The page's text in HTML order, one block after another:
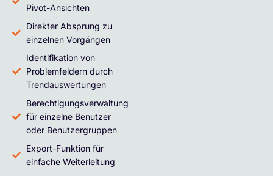
Pivot-Ansichten
Direkter Absprung zu
einzelnen Vorgängen
Identifikation von
Problemfeldern durch
Trendauswertungen
Berechtigungsverwaltung
für einzelne Benutzer
oder Benutzergruppen
Export-Funktion für
einfache Weiterleitung